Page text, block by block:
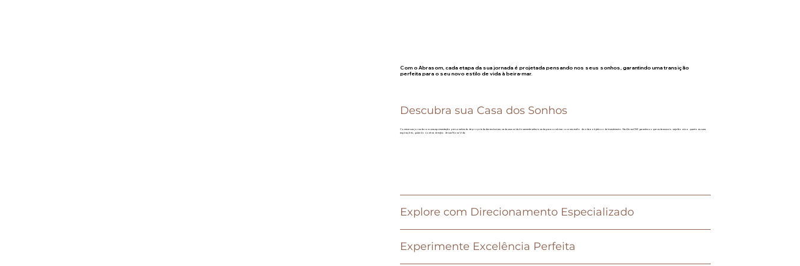
Com o Abrasom, cada etapa da sua jornada é projetada pensando nos seus sonhos, garantindo uma transição
perfeita para o seu novo estilo de vida à beira-mar.
Descubra sua Casa dos Sonhos
Comece sua jornada com uma apresentação personalizada de propriedades exclusivas, cada uma cuidadosamente selecionada para combinar com seu estilo de vida e objetivos de investimento. Na AbrasOM garantimos que cada anúncio seja tão único quanto as suas
aspirações, guiando você na direção de sua Nova Vida.
Explore com Direcionamento Especializado
Experimente Excelência Perfeita